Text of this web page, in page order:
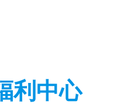
利中心